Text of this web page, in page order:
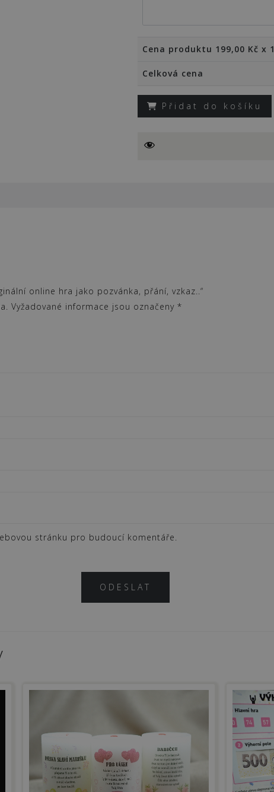
Cena produktu 199,00 Kč x 1
Celková cena
Balónky
–
online
Přidat do košíku
online hra jako pozvánka, přání, vzkaz..“
Vyžadované informace jsou označeny *
stránku pro budoucí komentáře.